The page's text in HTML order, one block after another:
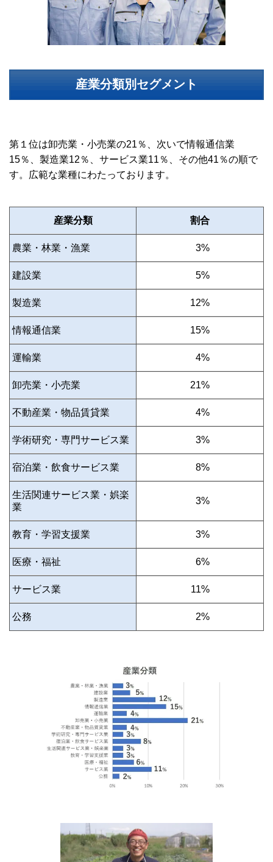
産業分類別セグメント
第１位は卸売業・小売業の21％、次いで情報通信業
15％、製造業12％、サービス業11％、その他41％の順で
す。広範な業種にわたっております。
産業分類 割合
農業・林業・漁業 3%
建設業 5%
製造業 12%
情報通信業 15%
運輸業 4%
卸売業・小売業 21%
不動産業・物品賃貸業 4%
学術研究・専門サービス業 3%
宿泊業・飲食サービス業 8%
生活関連サービス業・娯楽
業
3%
教育・学習支援業 3%
医療・福祉 6%
サービス業 11%
公務 2%